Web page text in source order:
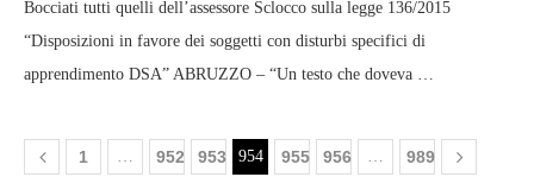
Bocciati tutti quelli dell’assessore Sclocco sulla legge 136/2015
“Disposizioni in favore dei soggetti con disturbi specifici di
apprendimento DSA” ABRUZZO – “Un testo che doveva …
1 … 952 953 954 955 956 … 989